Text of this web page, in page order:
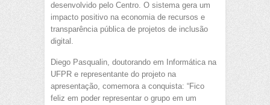
desenvolvido pelo Centro. O sistema gera um
impacto positivo na economia de recursos e
transparência pública de projetos de inclusão
digital.
Diego Pasqualin, doutorando em Informática na
UFPR e representante do projeto na
apresentação, comemora a conquista: “Fico
feliz em poder representar o grupo em um